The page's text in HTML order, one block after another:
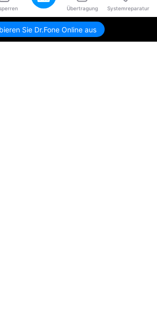
Übertragung Systemreparatur
Sie Dr.Fone Online aus